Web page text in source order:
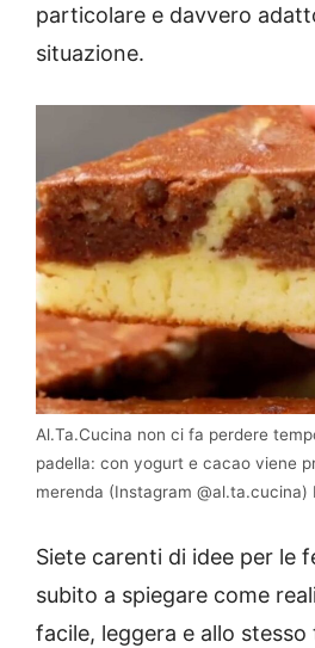
particolare e davvero
situazione.
Al.Ta.Cucina non ci fa perdere
padella: con yogurt e cacao viene
merenda (Instagram @al.ta.cucina)
Siete carenti di idee per le
subito a spiegare come
facile, leggera e allo stesso